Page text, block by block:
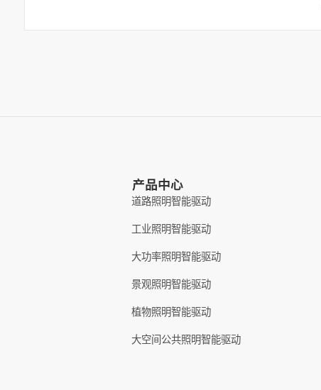
产品中心
道路照明智能驱动
工业照明智能驱动
大功率照明智能驱动
景观照明智能驱动
植物照明智能驱动
大空间公共照明智能驱动